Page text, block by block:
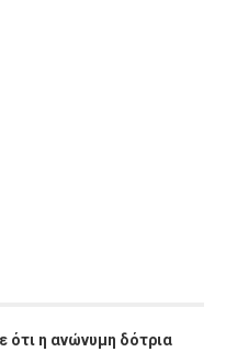
η ανώνυμη δότρια